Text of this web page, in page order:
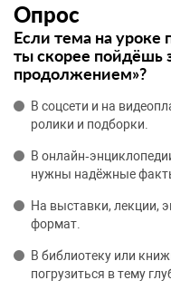
Опрос
Если тема на уроке
ты скорее пойдёшь
продолжением»?
В соцсети и на
ролики и подборки.
В
нужны надёжные
На выставки, лекции,
формат.
В библиотеку или
погрузиться в тему